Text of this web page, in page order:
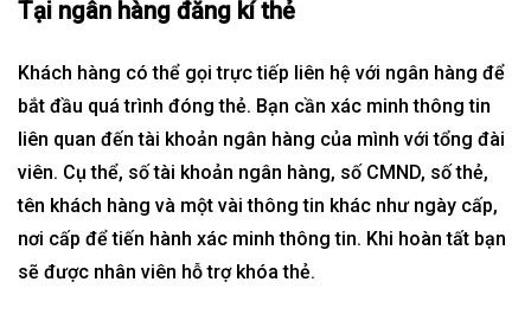
Tại ngân hàng đăng kí thẻ
Khách hàng có thể gọi trực tiếp liên hệ với ngân hàng để
bắt đầu quá trình đóng thẻ. Bạn cần xác minh thông tin
liên quan đến tài khoản ngân hàng của mình với tổng đài
viên. Cụ thể, số tài khoản ngân hàng, số CMND, số thẻ,
tên khách hàng và một vài thông tin khác như ngày cấp,
nơi cấp để tiến hành xác minh thông tin. Khi hoàn tất bạn
sẽ được nhân viên hỗ trợ khóa thẻ.